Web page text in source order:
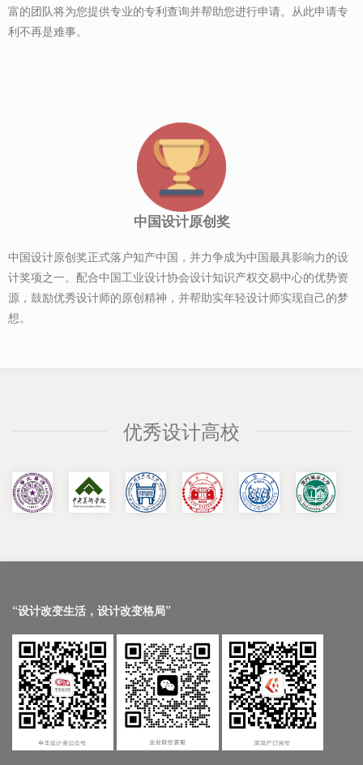
富的团队将为您提供专业的专利查询并帮助您进行申请。从此申请专
利不再是难事。
中国设计原创奖
中国设计原创奖正式落户知产中国，并力争成为中国最具影响力的设
计奖项之一。配合中国工业设计协会设计知识产权交易中心的优势资
源，鼓励优秀设计师的原创精神，并帮助实年轻设计师实现自己的梦
想。
优秀设计高校
“设计改变生活，设计改变格局”